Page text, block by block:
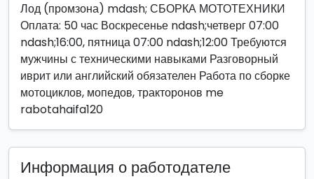
Лод (промзона) mdash; СБОРКА МОТОТЕХНИКИ
Оплата: 50 час Воскресенье ndash;четверг 07:00
ndash;16:00, пятница 07:00 ndash;12:00 Требуются
мужчины с техническими навыками Разговорный
иврит или английский обязателен Работа по сборке
мотоциклов, мопедов, тракторонов me
rabotahaifa120
Информация о работодателе